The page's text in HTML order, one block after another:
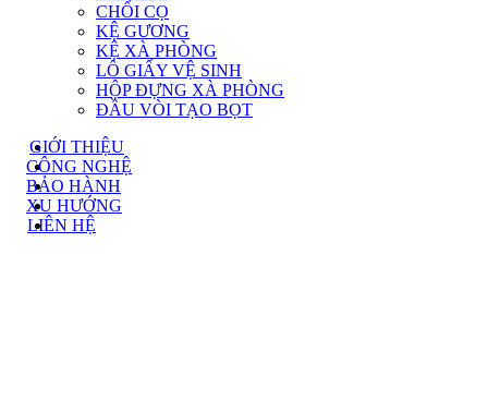
CHỔI CỌ
KỆ GƯƠNG
KỆ XÀ PHÒNG
LÔ GIẤY VỆ SINH
HỘP ĐỰNG XÀ PHÒNG
ĐẦU VÒI TẠO BỌT
GIỚI THIỆU
CÔNG NGHỆ
BẢO HÀNH
XU HƯỚNG
LIÊN HỆ